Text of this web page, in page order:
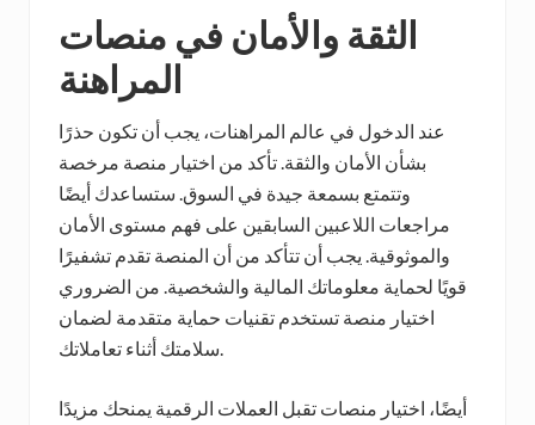
الثقة والأمان في منصات
المراهنة
عند الدخول في عالم المراهنات، يجب أن تكون حذرًا
بشأن الأمان والثقة. تأكد من اختيار منصة مرخصة
وتتمتع بسمعة جيدة في السوق. ستساعدك أيضًا
مراجعات اللاعبين السابقين على فهم مستوى الأمان
والموثوقية. يجب أن تتأكد من أن المنصة تقدم تشفيرًا
قويًا لحماية معلوماتك المالية والشخصية. من الضروري
اختيار منصة تستخدم تقنيات حماية متقدمة لضمان
أيضًا، اختيار منصات تقبل العملات الرقمية يمنحك مزيدًا